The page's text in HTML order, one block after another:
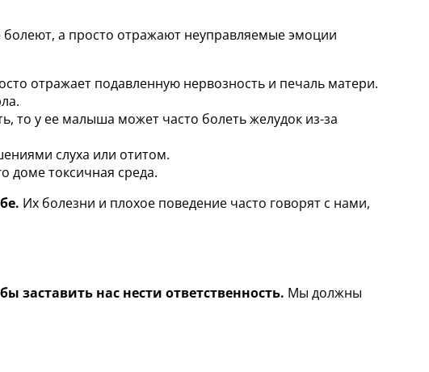
болеют, а просто отражают неуправляемые эмоции
отражает подавленную нервозность и печаль матери.
то у ее малыша может часто болеть желудок из-за
слуха или отитом.
доме токсичная среда.
Их болезни и плохое поведение часто говорят с нами,
заставить нас нести ответственность. Мы должны